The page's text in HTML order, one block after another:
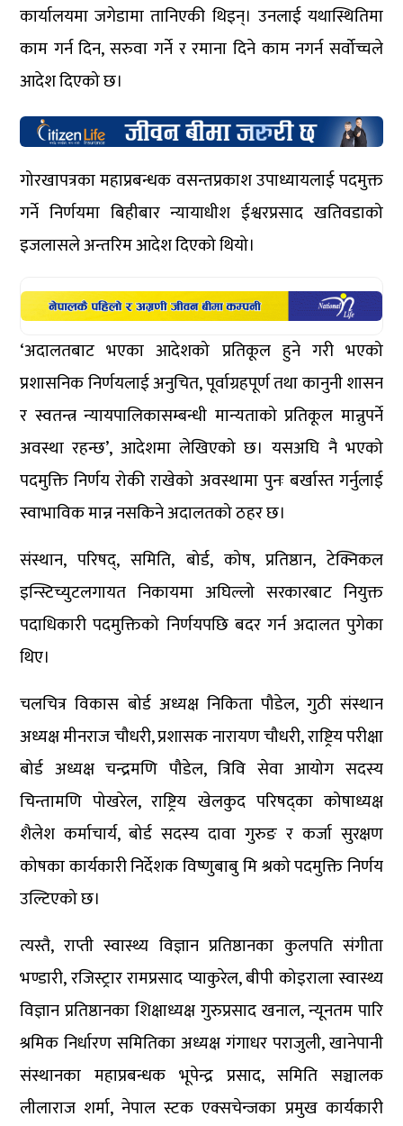
कार्यालयमा जगेडामा तानिएकी थिइन्। उनलाई यथास्थितिमा
काम गर्न दिन, सरुवा गर्ने र रमाना दिने काम नगर्न सर्वोच्चले
आदेश दिएको छ।
गोरखापत्रका महाप्रबन्धक वसन्तप्रकाश उपाध्यायलाई पदमुक्त
गर्ने निर्णयमा बिहीबार न्यायाधीश ईश्वरप्रसाद खतिवडाको
इजलासले अन्तरिम आदेश दिएको थियो।
‘अदालतबाट भएका आदेशको प्रतिकूल हुने गरी भएको
प्रशासनिक निर्णयलाई अनुचित, पूर्वाग्रहपूर्ण तथा कानुनी शासन
र स्वतन्त्र न्यायपालिकासम्बन्धी मान्यताको प्रतिकूल मान्नुपर्ने
अवस्था रहन्छ’, आदेशमा लेखिएको छ। यसअघि नै भएको
पदमुक्ति निर्णय रोकी राखेको अवस्थामा पुनः बर्खास्त गर्नुलाई
स्वाभाविक मान्न नसकिने अदालतको ठहर छ।
संस्थान, परिषद्, समिति, बोर्ड, कोष, प्रतिष्ठान, टेक्निकल
इन्स्टिच्युटलगायत निकायमा अघिल्लो सरकारबाट नियुक्त
पदाधिकारी पदमुक्तिको निर्णयपछि बदर गर्न अदालत पुगेका
थिए।
चलचित्र विकास बोर्ड अध्यक्ष निकिता पौडेल, गुठी संस्थान
अध्यक्ष मीनराज चौधरी, प्रशासक नारायण चौधरी, राष्ट्रिय परीक्षा
बोर्ड अध्यक्ष चन्द्रमणि पौडेल, त्रिवि सेवा आयोग सदस्य
चिन्तामणि पोखरेल, राष्ट्रिय खेलकुद परिषद्का कोषाध्यक्ष
शैलेश कर्माचार्य, बोर्ड सदस्य दावा गुरुङ र कर्जा सुरक्षण
कोषका कार्यकारी निर्देशक विष्णुबाबु मि श्रको पदमुक्ति निर्णय
उल्टिएको छ।
त्यस्तै, राप्ती स्वास्थ्य विज्ञान प्रतिष्ठानका कुलपति संगीता
भण्डारी, रजिस्ट्रार रामप्रसाद प्याकुरेल, बीपी कोइराला स्वास्थ्य
विज्ञान प्रतिष्ठानका शिक्षाध्यक्ष गुरुप्रसाद खनाल, न्यूनतम पारि
श्रमिक निर्धारण समितिका अध्यक्ष गंगाधर पराजुली, खानेपानी
संस्थानका महाप्रबन्धक भूपेन्द्र प्रसाद, समिति सञ्चालक
लीलाराज शर्मा, नेपाल स्टक एक्सचेन्जका प्रमुख कार्यकारी